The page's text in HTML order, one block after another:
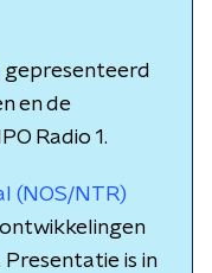
gepresenteerd
en de
Radio 1.
(NOS/NTR)
is in